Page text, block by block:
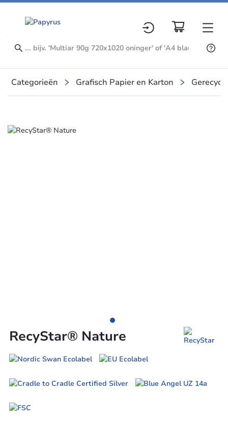
Categorieën Grafisch Papier en Karton
Slide 1 of 1
RecyStar® Nature